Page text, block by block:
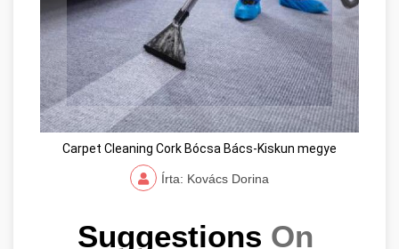
Carpet Cleaning Cork Bócsa Bács-Kiskun megye
Írta: Kovács Dorina
Suggestions On